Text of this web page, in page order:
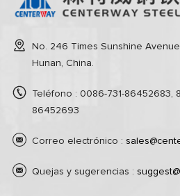
No. 246 Times Sunshine
Hunan, China.
Teléfono : 0086-731-86452683,
86452693
Correo electrónico :
Quejas y sugerencias :